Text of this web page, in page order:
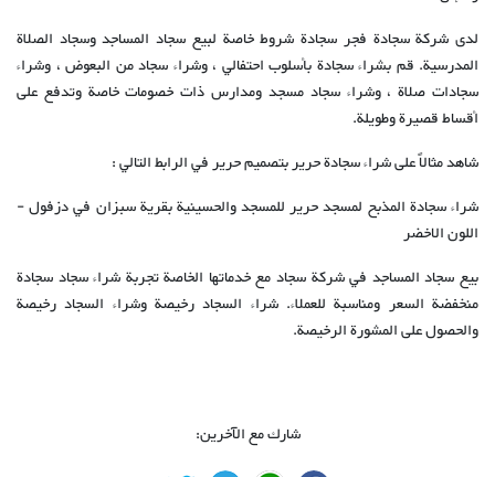
لدى شركة سجادة فجر سجادة شروط خاصة لبيع سجاد المساجد وسجاد الصلاة
المدرسية. قم بشراء سجادة بأسلوب احتفالي ، وشراء سجاد من البعوض ، وشراء
سجادات صلاة ، وشراء سجاد مسجد ومدارس ذات خصومات خاصة وتدفع على
أقساط قصيرة وطويلة.
شاهد مثالاً على شراء سجادة حرير بتصميم حرير في الرابط التالي :
شراء سجادة المذبح لمسجد حرير للمسجد والحسينية بقرية سبزان في دزفول -
اللون الاخضر
بيع سجاد المساجد في شركة سجاد مع خدماتها الخاصة تجربة شراء سجاد سجادة
منخفضة السعر ومناسبة للعملاء. شراء السجاد رخيصة وشراء السجاد رخيصة
والحصول على المشورة الرخيصة.
شارك مع الآخرين: